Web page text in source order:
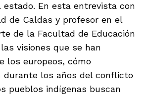
En esta entrevista con
de Caldas y profesor en el
de la Facultad de Educación
visiones que se han
los europeos, cómo
durante los años del conflicto
pueblos indígenas buscan